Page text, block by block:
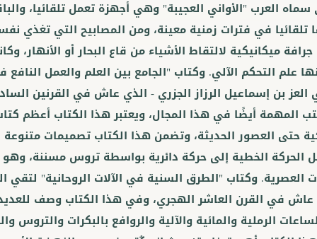
العرب "الأواني العجيبة" وهي أجهزة تعمل تلقائيا،
تلقائيا في فترات زمنية معينة، ومن المصابيح التي تغذي
ميكانيكية لالتقاط الأشياء من قاع البحار أو الأنهار،
علم التحكم الآلي. وكتاب "الجامع بين العلم والعمل
العز بن إسماعيل الرزاز الجزري - الذي عاش في القرنين
المهمة أيضًا في هذا المجال، ويعتبر هذا الكتاب أعظم
حتى العصور الحديثة، وتضمن هذا الكتاب تصميمات
الحركة الخطية إلى حركة دائرية بواسطة تروس مسننة،
العصرية. وكتاب "الطرق السنية في الآلات الروحانية" لتقي
في القرن العاشر الهجري، وفي هذا الكتاب وصف
الرملية والمائية والآلية والروافع بالبكرات والتروس